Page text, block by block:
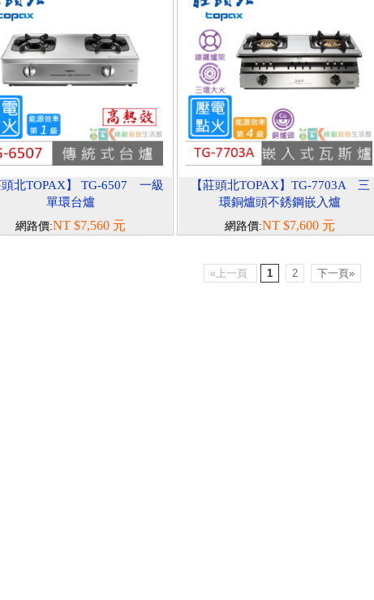
頭北TOPAX】 TG-6507 一級
單環台爐
網路價:NT $7,560 元
【莊頭北TOPAX】TG-7703A 三
環銅爐頭不銹鋼嵌入爐
網路價:NT $7,600 元
«上一頁 1 2 下一頁»